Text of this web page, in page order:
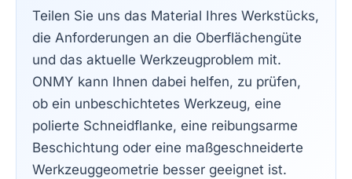
Teilen Sie uns das Material Ihres Werkstücks,
die Anforderungen an die Oberflächengüte
und das aktuelle Werkzeugproblem mit.
ONMY kann Ihnen dabei helfen, zu prüfen,
ob ein unbeschichtetes Werkzeug, eine
polierte Schneidflanke, eine reibungsarme
Beschichtung oder eine maßgeschneiderte
Werkzeuggeometrie besser geeignet ist.